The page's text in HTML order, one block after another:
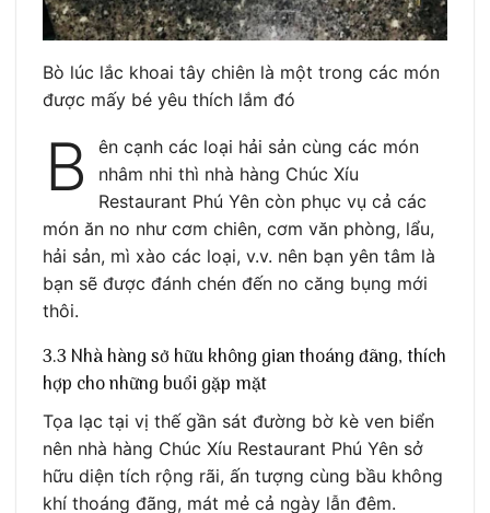
Bò lúc lắc khoai tây chiên là một trong các món
được mấy bé yêu thích lắm đó
B
ên cạnh các loại hải sản cùng các món
nhâm nhi thì nhà hàng Chúc Xíu
Restaurant Phú Yên còn phục vụ cả các
món ăn no như cơm chiên, cơm văn phòng, lẩu,
hải sản, mì xào các loại, v.v. nên bạn yên tâm là
bạn sẽ được đánh chén đến no căng bụng mới
thôi.
3.3 Nhà hàng sở hữu không gian thoáng đãng, thích
hợp cho những buổi gặp mặt
Tọa lạc tại vị thế gần sát đường bờ kè ven biển
nên nhà hàng Chúc Xíu Restaurant Phú Yên sở
hữu diện tích rộng rãi, ấn tượng cùng bầu không
khí thoáng đãng, mát mẻ cả ngày lẫn đêm.